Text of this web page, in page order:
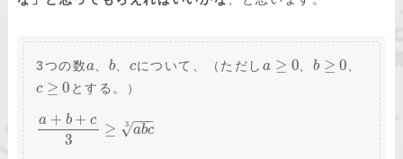
3つの数a 、b、cについて、（ただしa ≥ 0 b ≥ 0
c ≥ 0 とする。）
a + b + c
3
≥ abc
−−
−
√
3